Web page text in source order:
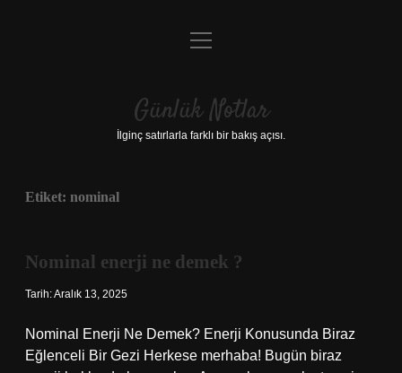
Anasayfa
Yasal Uyarı
menüyü
Günlük Notlar
İlginç satırlarla farklı bir bakış açısı.
Etiket: nominal
Nominal enerji ne demek ?
Tarih: Aralık 13, 2025
Nominal Enerji Ne Demek? Enerji Konusunda Biraz
Eğlenceli Bir Gezi Herkese merhaba! Bugün biraz